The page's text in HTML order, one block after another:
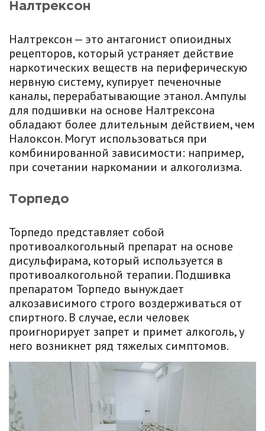
Налтрексон
Налтрексон — это антагонист опиоидных
рецепторов, который устраняет действие
наркотических веществ на периферическую
нервную систему, купирует печеночные
каналы, перерабатывающие этанол. Ампулы
для подшивки на основе Налтрексона
обладают более длительным действием, чем
Налоксон. Могут использоваться при
комбинированной зависимости: например,
при сочетании наркомании и алкоголизма.
Торпедо
Торпедо представляет собой
противоалкогольный препарат на основе
дисульфирама, который используется в
противоалкогольной терапии. Подшивка
препаратом Торпедо вынуждает
алкозависимого строго воздерживаться от
спиртного. В случае, если человек
проигнорирует запрет и примет алкоголь, у
него возникнет ряд тяжелых симптомов.